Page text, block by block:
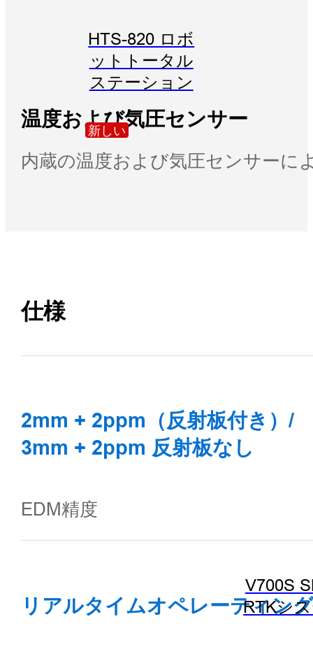
HTS-820 ロボ
ットトータル
ステーション
新しい
V700S
RTKシ
温度および気圧センサー
内蔵の温度および気圧センサーに
仕様
2mm + 2ppm（反射板付き）/
3mm + 2ppm 反射板なし
EDM精度
リアルタイムオペレーティン